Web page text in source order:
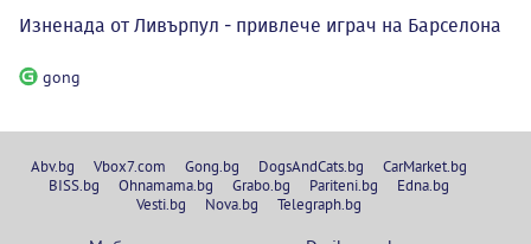
Изненада от Ливърпул - привлече играч на Барселона
gong
Abv.bg Vbox7.com Gong.bg DogsAndCats.bg
CarMarket.bg
BISS.bg
Ohnamama.bg Grabo.bg Pariteni.bg
Edna.bg
Vesti.bg
Nova.bg Telegraph.bg